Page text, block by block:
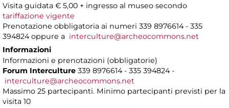
Visita guidata € 5,00 + ingresso al museo secondo
tariffazione vigente
Prenotazione obbligatoria ai numeri 339 8976614 - 335
394824 oppure a interculture@archeocommons.net
Informazioni
Informazioni e prenotazioni (obbligatorie)
Forum Interculture 339 8976614 - 335 394824 -
interculture@archeocommons.net
Massimo 25 partecipanti. Minimo partecipanti previsti per la
visita 10